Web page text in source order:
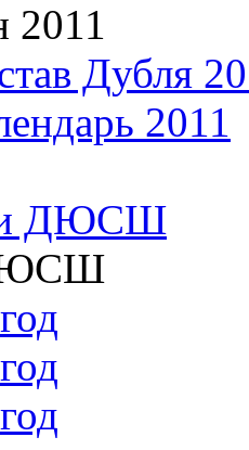
2011
Дубля
2011
ДЮСШ